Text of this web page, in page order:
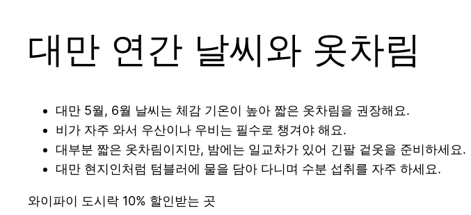
대만 연간 날씨와 옷차림
대만 5월, 6월 날씨는 체감 기온이 높아 짧은 옷차림을 권장해요.
비가 자주 와서 우산이나 우비는 필수로 챙겨야 해요.
대부분 짧은 옷차림이지만, 밤에는 일교차가 있어 긴팔 겉옷을 준비하세요.
대만 현지인처럼 텀블러에 물을 담아 다니며 수분 섭취를 자주 하세요.
와이파이 도시락 10% 할인받는 곳